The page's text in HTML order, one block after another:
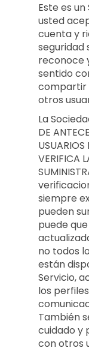
Este es
usted
cuenta y
seguridad
reconoce
sentido
compartir
otros
La
DE
VERIFICA
siempre
pueden
puede
no todos
están
Servicio,
los
También
cuidado y
con otros